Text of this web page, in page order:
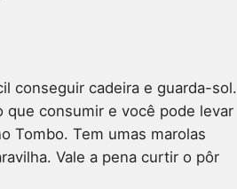
conseguir cadeira e guarda-sol.
que consumir e você pode levar
Tombo. Tem umas marolas
Vale a pena curtir o pôr